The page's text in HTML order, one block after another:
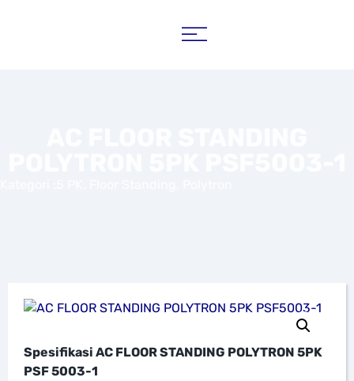
Spesifikasi AC FLOOR STANDING POLYTRON 5PK
PSF 5003-1